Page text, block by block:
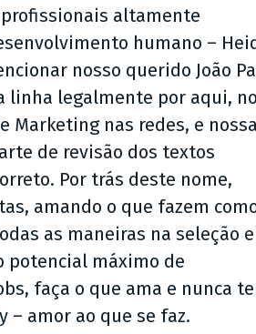
profissionais altamente
humano –
nosso querido João
linha legalmente por aqui,
Marketing nas redes, e nossa
de revisão dos textos
Por trás deste nome,
amando o que fazem
as maneiras na seleção e
potencial máximo de
faça o que ama e nunca
– amor ao que se faz.